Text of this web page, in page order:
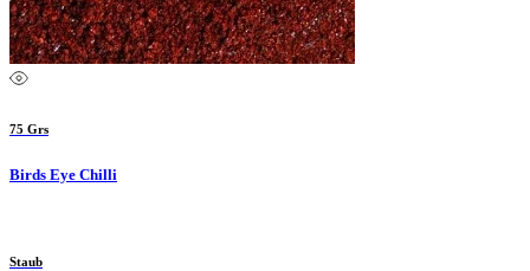
75 Grs
Birds Eye Chilli
Staub